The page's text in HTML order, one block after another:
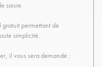
saisie.
permettant de
simplicité.
il vous sera demandé :